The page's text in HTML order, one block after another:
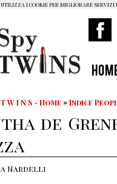
T W I N S - Home »Indice
de
Nardelli
utilizza i cookie per migliorare servizi